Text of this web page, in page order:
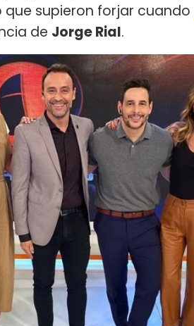
supieron forjar cuando
de Jorge Rial.